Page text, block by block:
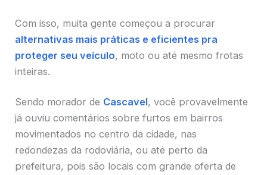
Com isso, muita gente começou a procurar
alternativas mais práticas e eficientes pra
proteger seu veículo, moto ou até mesmo frotas
inteiras.
Sendo morador de Cascavel, você provavelmente
já ouviu comentários sobre furtos em bairros
movimentados no centro da cidade, nas
redondezas da rodoviária, ou até perto da
prefeitura, pois são locais com grande oferta de